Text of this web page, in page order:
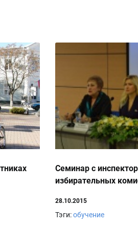
Семинар с
избирательных
28.10.2015
Тэги:обучение